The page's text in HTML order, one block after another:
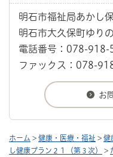
明石市福祉局あかし
明石市大久保町ゆり
電話番号：078-918-
ファックス：078-
ホーム > 健康・医療・福祉 > 健
し健康プラン２１（第３次）
>